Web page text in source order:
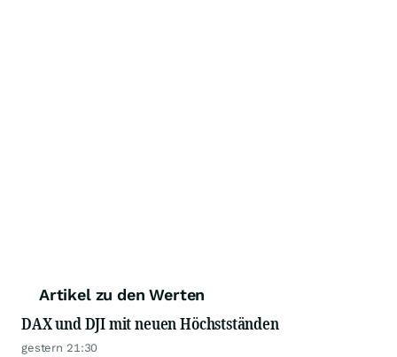
Artikel zu den Werten
DAX und DJI mit neuen Höchstständen
gestern 21:30